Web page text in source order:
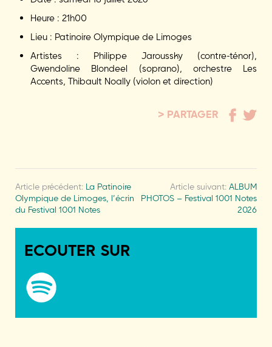
Heure : 21h00
Lieu : Patinoire Olympique de Limoges
Artistes : Philippe Jaroussky (contre-ténor),
Gwendoline Blondeel (soprano), orchestre Les
Accents, Thibault Noally (violon et direction)
PARTAGER
Article précédent: La Patinoire
Olympique de Limoges, l’écrin
du Festival 1001 Notes
Article suivant: ALBUM
PHOTOS – Festival 1001 Notes
2026
ECOUTER SUR